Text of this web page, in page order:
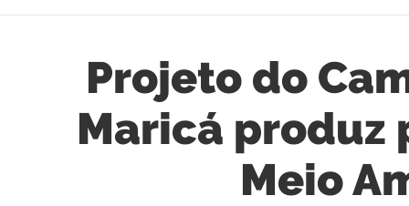
Projeto do
Maricá produz
Meio